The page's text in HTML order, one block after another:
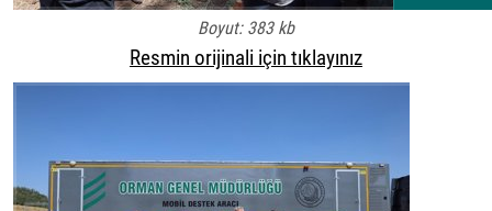
Boyut: 383 kb
Resmin orijinali için tıklayınız